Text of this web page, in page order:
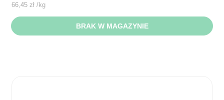
66,45 zł /kg
BRAK W MAGAZYNIE